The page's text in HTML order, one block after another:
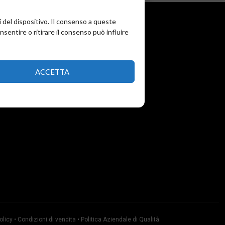
del dispositivo. Il consenso a queste
o ritirare il consenso può influire
ACCETTA
• Condizioni di vendita • Politica Aziendale di Qualità